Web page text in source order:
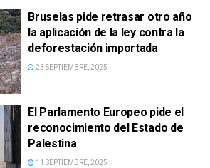
Bruselas pide retrasar otro año
la aplicación de la ley contra la
deforestación importada
23 SEPTIEMBRE, 2025
El Parlamento Europeo pide el
reconocimiento del Estado de
Palestina
11 SEPTIEMBRE, 2025